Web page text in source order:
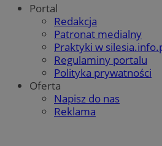
Portal
Redakcja
Patronat medialny
Praktyki w
Regulaminy portalu
Polityka prywatności
Oferta
Napisz do nas
Reklama